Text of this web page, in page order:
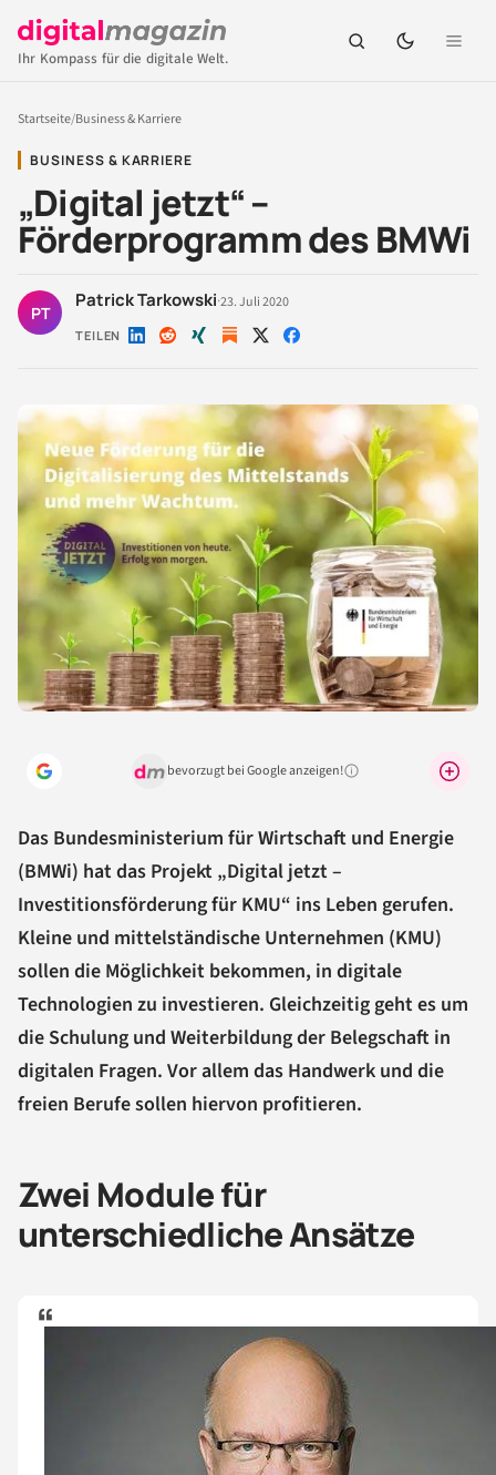
Ihr Kompass für die digitale Welt.
Startseite/Business & Karriere
BUSINESS & KARRIERE
„Digital jetzt“ –
Förderprogramm des BMWi
PT
Patrick Tarkowski·23. Juli 2020
TEILEN Auf Auf Auf Auf Auf
bevorzugt bei Google anzeigen!Warum lohnt sich das?
Das Bundesministerium für Wirtschaft und Energie
(BMWi) hat das Projekt „Digital jetzt –
Investitionsförderung für KMU“ ins Leben gerufen.
Kleine und mittelständische Unternehmen (KMU)
sollen die Möglichkeit bekommen, in digitale
Technologien zu investieren. Gleichzeitig geht es um
die Schulung und Weiterbildung der Belegschaft in
digitalen Fragen. Vor allem das Handwerk und die
freien Berufe sollen hiervon profitieren.
Zwei Module für
unterschiedliche Ansätze